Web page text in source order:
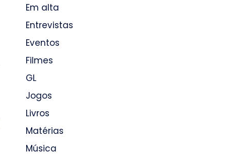
Em alta
Entrevistas
Eventos
Filmes
GL
Jogos
Livros
Matérias
Música